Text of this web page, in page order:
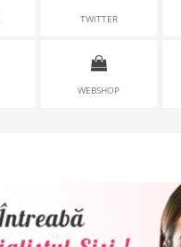
TWITTER
WEBSHOP